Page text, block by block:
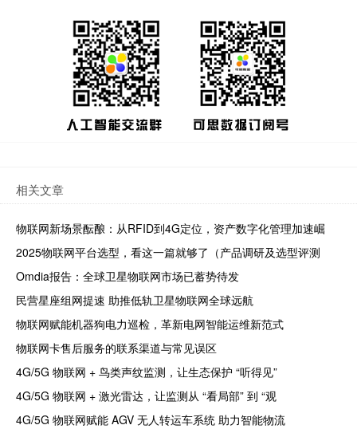
相关文章
物联网新场景酝酿：从RFID到4G定位，资产数字化管理加速崛
2025物联网平台选型，看这一篇就够了（产品调研及选型评测
Omdia报告：全球卫星物联网市场已蓄势待发
民营星座组网提速 助推低轨卫星物联网全球远航
物联网赋能机器狗电力巡检，革新电网智能运维新范式
物联网卡售后服务的联系渠道与常见误区
4G/5G 物联网 + 鸟类声纹监测，让生态保护 “听得见”
4G/5G 物联网 + 激光雷达，让监测从 “看局部” 到 “观
4G/5G 物联网赋能 AGV 无人转运车系统 助力智能物流